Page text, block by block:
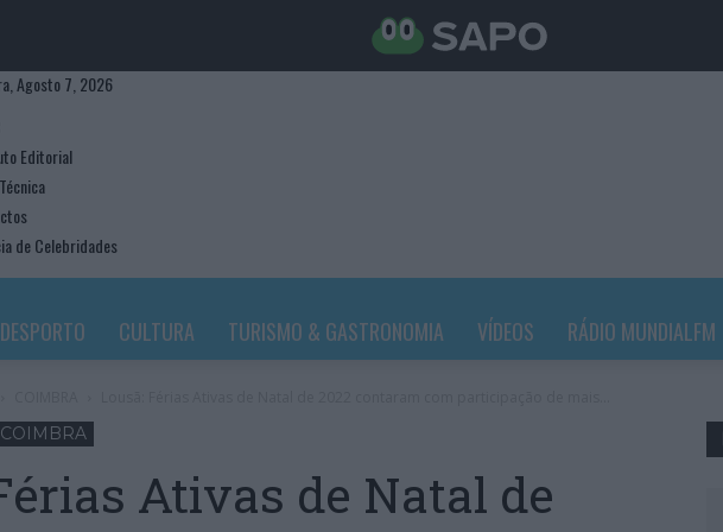
Agosto 7, 2026
Editorial
de Celebridades
DESPORTO CULTURA TURISMO & GASTRONOMIA VÍDEOS RÁDIO MUNDIALFM
COIMBRA
Ativas de Natal de